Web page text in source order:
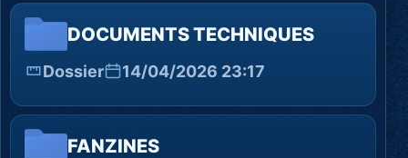
DOCUMENTS TECHNIQUES
Dossier 14/04/2026 23:17
FANZINES